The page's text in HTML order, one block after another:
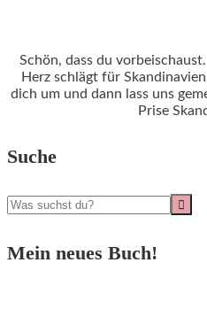
Schön, dass du
Herz schlägt für
dich um und dann lass uns
Prise
Suche
Mein neues Buch!